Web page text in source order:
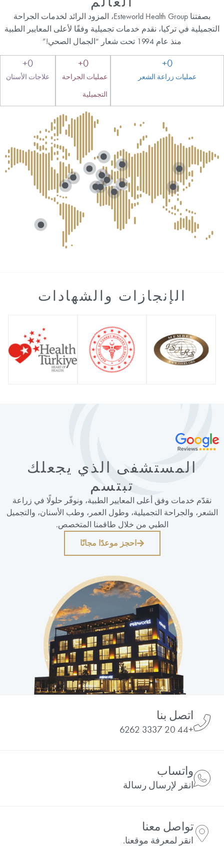
بصفتنا Esteworld Health Group، المزود الرائد لخدمات الجراحة
التجميلية في تركيا، نقدم خدمات تجميلية وفقًا لأعلى المعايير الطبية
منذ عام 1994 تحت شعار “الجمال الصحي!”
عمليات زراعة الشعر
0
+
عمليات الجراحة
التجميلية
0
+
علاجات الأسنان
0
+
الإنجازات والشهادات
المستشفى الذي يجعلك
تبتسم
نقدّم خدمات وفق أعلى المعايير الطبية، ونوفّر حلولًا في زراعة
الشعر، والجراحة التجميلية، وطول العمر، وطب الأسنان، والتجميل
الطبي من خلال طاقمنا المتخصص.
احجز موعدًا مجانًا
اتصل بنا
+44 20 3337 6262
واتساب
انقر لإرسال رسالة
تواصل معنا
انقر لمعرفة موقعنا.